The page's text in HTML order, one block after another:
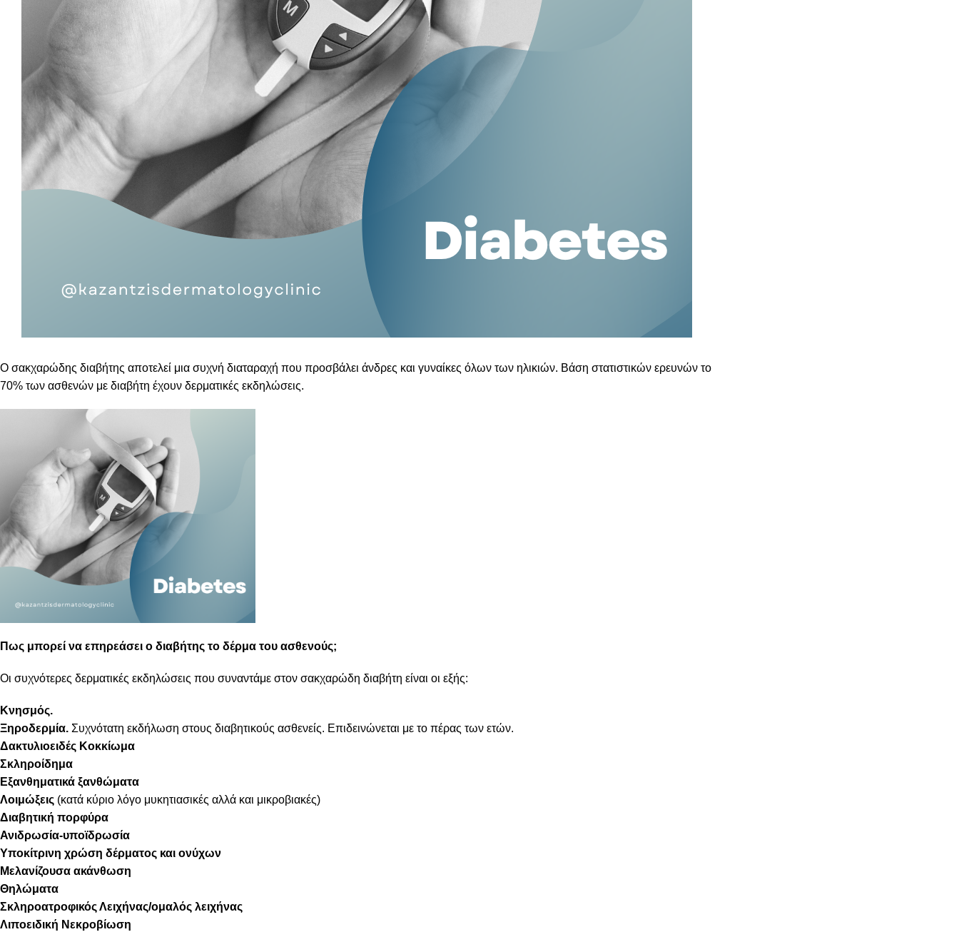
Ο σακχαρώδης διαβήτης αποτελεί μια συχνή διαταραχή που προσβάλει άνδρες και γυναίκες όλων των ηλικιών. Βάση στατιστικών ερευνών το
70% των ασθενών με διαβήτη έχουν δερματικές εκδηλώσεις.
Πως μπορεί να επηρεάσει ο διαβήτης το δέρμα του ασθενούς;
Οι συχνότερες δερματικές εκδηλώσεις που συναντάμε στον σακχαρώδη διαβήτη είναι οι εξής:
Κνησμός.
Ξηροδερμία. Συχνότατη εκδήλωση στους διαβητικούς ασθενείς. Επιδεινώνεται με το πέρας των ετών.
Δακτυλιοειδές Κοκκίωμα
Σκληροίδημα
Εξανθηματικά ξανθώματα
Λοιμώξεις (κατά κύριο λόγο μυκητιασικές αλλά και μικροβιακές)
Διαβητική πορφύρα
Ανιδρωσία-υποϊδρωσία
Υποκίτρινη χρώση δέρματος και ονύχων
Μελανίζουσα ακάνθωση
Θηλώματα
Σκληροατροφικός Λειχήνας/ομαλός λειχήνας
Λιποειδική Νεκροβίωση